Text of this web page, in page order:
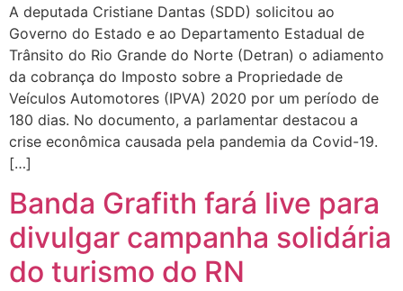
A deputada Cristiane Dantas (SDD) solicitou ao
Governo do Estado e ao Departamento Estadual de
Trânsito do Rio Grande do Norte (Detran) o adiamento
da cobrança do Imposto sobre a Propriedade de
Veículos Automotores (IPVA) 2020 por um período de
180 dias. No documento, a parlamentar destacou a
crise econômica causada pela pandemia da Covid-19.
[…]
Banda Grafith fará live para
divulgar campanha solidária
do turismo do RN